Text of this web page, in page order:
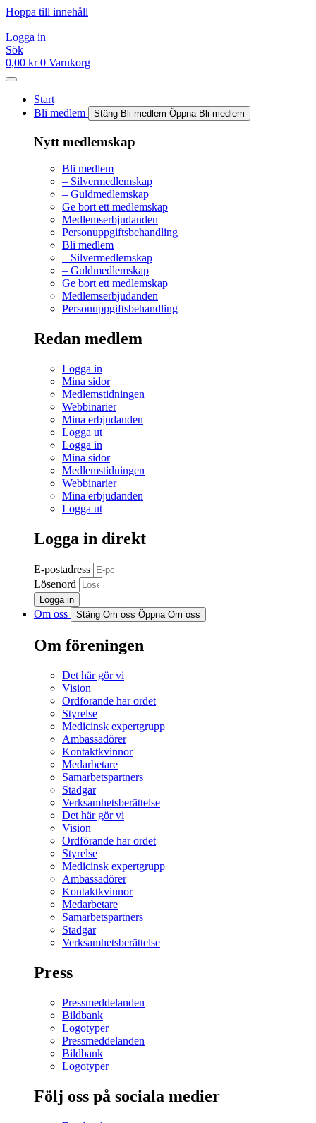
Hoppa till innehåll
Logga in
Sök
0,00 kr 0 Varukorg
Start
Bli medlem
Stäng Bli medlem Öppna Bli medlem
Nytt medlemskap
Bli medlem
– Silvermedlemskap
– Guldmedlemskap
Ge bort ett medlemskap
Medlemserbjudanden
Personuppgiftsbehandling
Bli medlem
– Silvermedlemskap
– Guldmedlemskap
Ge bort ett medlemskap
Medlemserbjudanden
Personuppgiftsbehandling
Redan medlem
Logga in
Mina sidor
Medlemstidningen
Webbinarier
Mina erbjudanden
Logga ut
Logga in
Mina sidor
Medlemstidningen
Webbinarier
Mina erbjudanden
Logga ut
Logga in direkt
E-postadress
Lösenord
Logga in
Om oss Stäng Om oss Öppna Om oss
Om föreningen
Det här gör vi
Vision
Ordförande har ordet
Styrelse
Medicinsk expertgrupp
Ambassadörer
Kontaktkvinnor
Medarbetare
Samarbetspartners
Stadgar
Verksamhetsberättelse
Det här gör vi
Vision
Ordförande har ordet
Styrelse
Medicinsk expertgrupp
Ambassadörer
Kontaktkvinnor
Medarbetare
Samarbetspartners
Stadgar
Verksamhetsberättelse
Press
Pressmeddelanden
Bildbank
Logotyper
Pressmeddelanden
Bildbank
Logotyper
Följ oss på sociala medier